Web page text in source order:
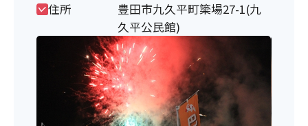
住所
豊田市九久平町簗場27-1(九
久平公民館)